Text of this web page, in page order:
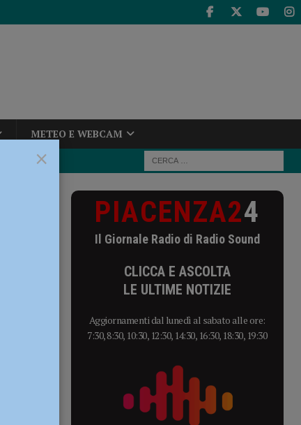
METEO E WEBCAM
PIACENZA24
Il Giornale Radio di Radio Sound
CLICCA E ASCOLTA
LE ULTIME NOTIZIE
Aggiornamenti dal lunedì al sabato alle ore:
7:30, 8:30, 10:30, 12:30, 14:30, 16:30, 18:30, 19:30
×